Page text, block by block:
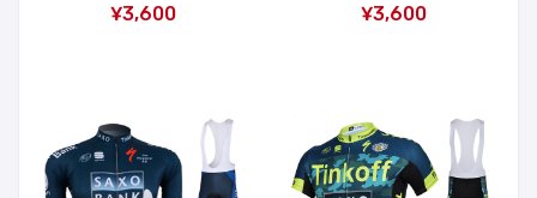
¥3,600 ¥3,600